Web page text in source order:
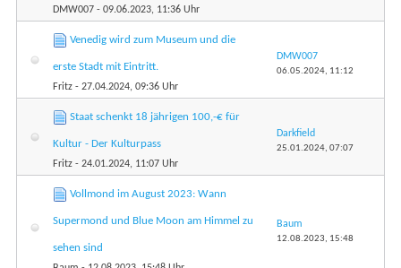
DMW007 - 09.06.2023, 11:36 Uhr
Venedig wird zum Museum und die
erste Stadt mit Eintritt.
Fritz - 27.04.2024, 09:36 Uhr
DMW007
06.05.2024, 11:12
Staat schenkt 18 jährigen 100,-€ für
Kultur - Der Kulturpass
Fritz - 24.01.2024, 11:07 Uhr
Darkfield
25.01.2024, 07:07
Vollmond im August 2023: Wann
Supermond und Blue Moon am Himmel zu
sehen sind
Baum
12.08.2023, 15:48